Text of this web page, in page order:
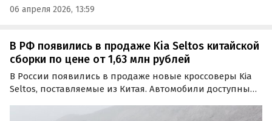
06 апреля 2026, 13:59
В РФ появились в продаже Kia Seltos китайской
сборки по цене от 1,63 млн рублей
В России появились в продаже новые кроссоверы Kia
Seltos, поставляемые из Китая. Автомобили доступны
классифайдах стартуют от 1,63 млн рублей, сообщают